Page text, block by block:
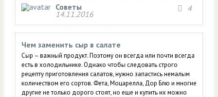
сыра практически не изменилась, несмотря на то, что сыров
существует уже более 2000 сортов. Замена экзотическим
сырам в рецептах Пармезан....
Советы
14.11.2016
4
Чем заменить сыр в салате
Сыр – важный продукт. Поэтому он всегда или почти всегда
есть в холодильнике. Однако чтобы следовать строго
рецепту приготовления салатов, нужно запастись немалым
количеством его сортов. Фета, Моцарелла, Дор Блю и многие
другие не только дорого стоят, но еще и купить их можно